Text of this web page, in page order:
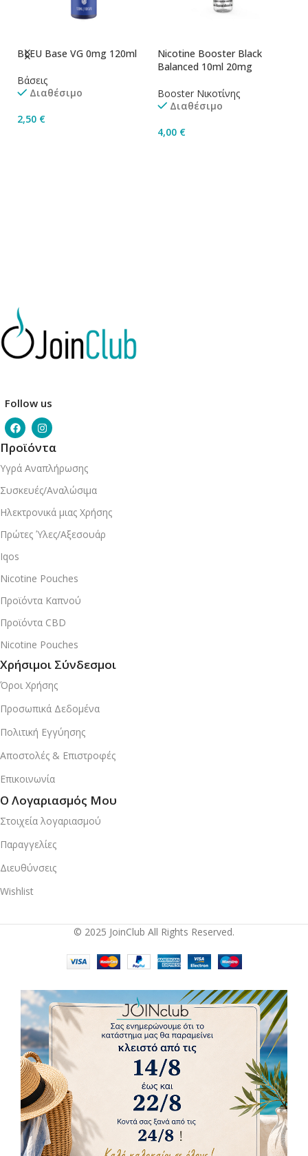
BLEU Base VG 0mg 120ml
Βάσεις
Διαθέσιμο
2,50 €
Nicotine Booster Black
Balanced 10ml 20mg
Booster Νικοτίνης
Διαθέσιμο
4,00 €
Follow us
Προϊόντα
Υγρά Αναπλήρωσης
Συσκευές/Αναλώσιμα
Ηλεκτρονικά μιας Χρήσης
Πρώτες Ύλες/Αξεσουάρ
Iqos
Nicotine Pouches
Προϊόντα Καπνού
Προϊόντα CBD
Nicotine Pouches
Χρήσιμοι Σύνδεσμοι
Όροι Χρήσης
Προσωπικά Δεδομένα
Πολιτική Εγγύησης
Αποστολές & Επιστροφές
Επικοινωνία
Ο Λογαριασμός Μου
Στοιχεία λογαριασμού
Παραγγελίες
Διευθύνσεις
Wishlist
© 2025 JoinClub All Rights Reserved.